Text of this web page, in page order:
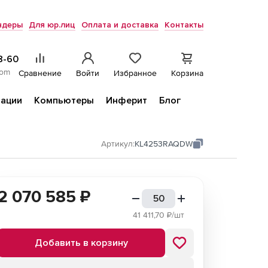
Для юр.лиц Оплата и доставка Контакты
60
Сравнение Войти Избранное Корзина
Компьютеры Инферит Блог
Артикул:KL4253RAQDW
070 585 ₽
41 411,70 ₽/шт
Добавить в корзину